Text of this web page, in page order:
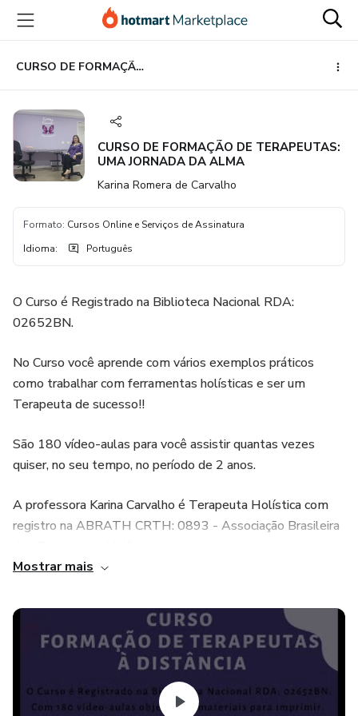
para
conteúdo
principal
para
pagamento
para
rodapé
CURSO DE FORMAÇÃO DE TERAPEUTAS: UMA JORNADA DA ALMA
CURSO DE FORMAÇÃO DE TERAPEUTAS:
UMA JORNADA DA ALMA
Karina Romera de Carvalho
Formato: Cursos Online e Serviços de Assinatura
Idioma: Português
O Curso é Registrado na Biblioteca Nacional RDA:
02652BN.
No Curso você aprende com vários exemplos práticos
como trabalhar com ferramentas holísticas e ser um
Terapeuta de sucesso!!
São 180 vídeo-aulas para você assistir quantas vezes
quiser, no seu tempo, no período de 2 anos.
A professora Karina Carvalho é Terapeuta Holística com
registro na ABRATH CRTH: 0893 - Associação Brasileira
 LEGISLAÇÃO PARA ATUAR COMO TERAPEUTA
 NOMES USADOS E NÃO USADOS NA TERAPIA
 ANAMNESE
Mostrar mais